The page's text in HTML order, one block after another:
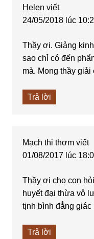
Helen viết
24/05/2018 lúc
Thầy ơi. Giảng
sao chỉ có đến
mà. Mong thầy
Trả lời
Mạch thi thơm viết
01/08/2017 lúc
Thầy ơi cho con
huyết đại thừa vô
tịnh bình đẳng giác
Trả lời